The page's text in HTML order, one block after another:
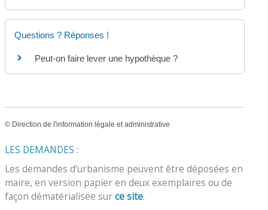
Questions ? Réponses !
Peut-on faire lever une hypothèque ?
© Direction de l'information légale et administrative
LES DEMANDES :
Les demandes d’urbanisme peuvent être déposées en
maire, en version papier en deux exemplaires ou de
façon dématérialisée surce site.